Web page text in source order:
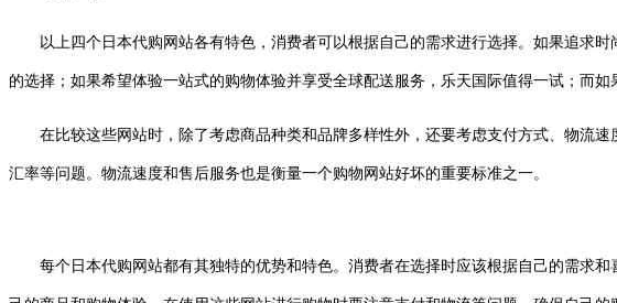
以上四个日本代购网站各有特色，消费者可以根据自己的需求进行选择。如果追求
的选择；如果希望体验一站式的购物体验并享受全球配送服务，乐天国际值得一试；而
在比较这些网站时，除了考虑商品种类和品牌多样性外，还要考虑支付方式、物流
汇率等问题。物流速度和售后服务也是衡量一个购物网站好坏的重要标准之一。
每个日本代购网站都有其独特的优势和特色。消费者在选择时应该根据自己的需求和